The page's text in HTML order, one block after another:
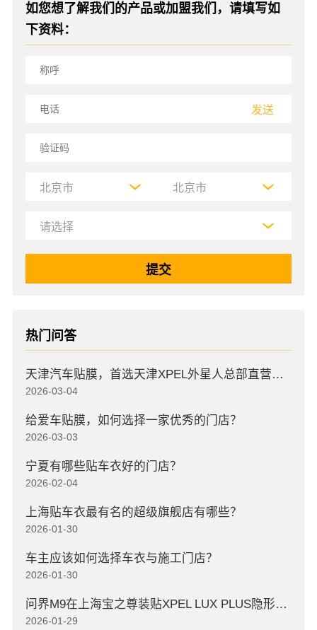
如您想了解我们的产品或加盟我们，请填写如
下资料：
发送
热门问答
天津汽车贴膜，首选天津XPEL外星人总部直营店，高口碑店
2026-03-04
给爱车贴膜，如何选择一家优秀的门店？
2026-03-03
宁夏有哪些贴车衣好的门店？
2026-02-04
上海贴车衣最有名的超级旗舰店有哪些？
2026-01-30
车主应该如何选择车衣与施工门店？
2026-01-30
问界M9在上海宝之尊装贴XPEL LUX PLUS隐形车衣
2026-01-29